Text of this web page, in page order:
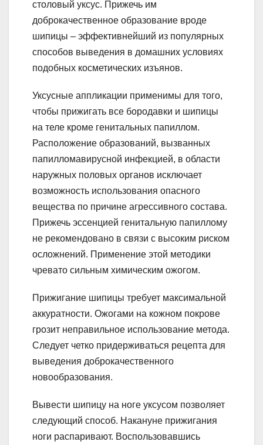
столовый уксус. Прижечь им
доброкачественное образование вроде
шипицы – эффективнейший из популярных
способов выведения в домашних условиях
подобных косметических изъянов.
Уксусные аппликации применимы для того,
чтобы прижигать все бородавки и шипицы
на теле кроме генитальных папиллом.
Расположение образований, вызванных
папилломавирусной инфекцией, в области
наружных половых органов исключает
возможность использования опасного
вещества по причине агрессивного состава.
Прижечь эссенцией генитальную папиллому
не рекомендовано в связи с высоким риском
осложнений. Применение этой методики
чревато сильным химическим ожогом.
Прижигание шипицы требует максимальной
аккуратности. Ожогами на кожном покрове
грозит неправильное использование метода.
Следует четко придерживаться рецепта для
выведения доброкачественного
новообразования.
Вывести шипицу на ноге уксусом позволяет
следующий способ. Накануне прижигания
ноги распаривают. Воспользовавшись